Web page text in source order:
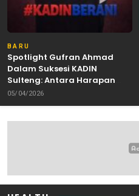
BARU
Spotlight Gufran Ahmad
Dalam Suksesi KADIN
Sulteng: Antara Harapan
dan Kebutuhan Perubahan
Oleh: Anshar Munir
05/04/2026